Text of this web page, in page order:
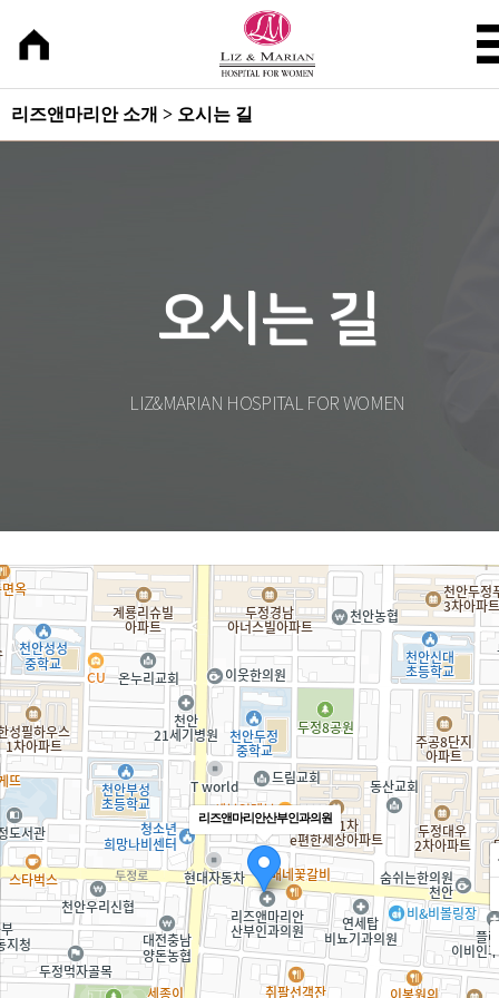
리즈앤마리안 소개 > 오시는 길
오시는 길
LIZ&MARIAN HOSPITAL FOR WOMEN
리즈앤마리안산부인과의원